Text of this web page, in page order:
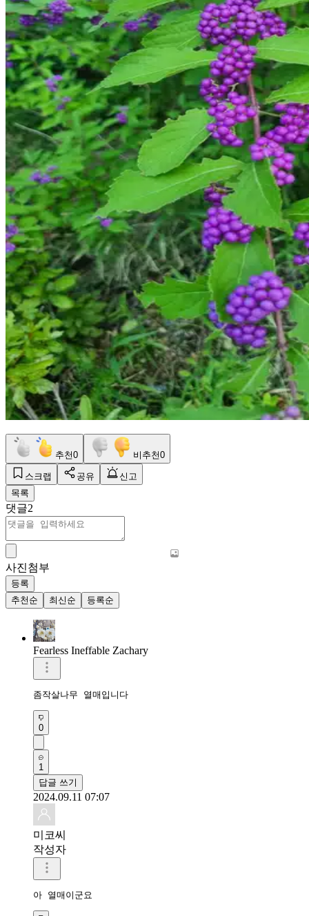
추천0 비추천0
스크랩 공유
신고
목록
댓글2
사진첨부
등록
추천순
최신순 등록순
Fearless Ineffable Zachary
좀작살나무 열매입니다
0
1
답글 쓰기
2024.09.11 07:07
미코씨
작성자
아 열매이군요